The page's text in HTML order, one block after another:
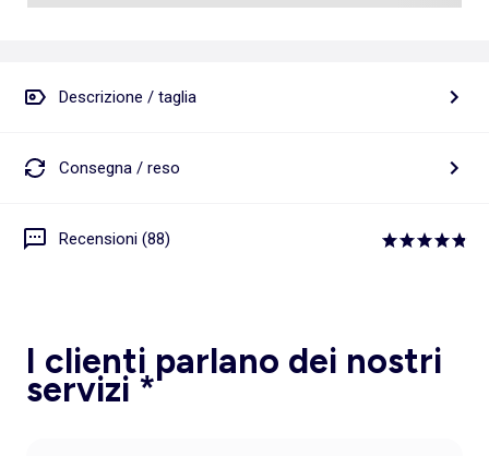
Descrizione / taglia
Consegna / reso
Recensioni (88)
I clienti parlano dei nostri
servizi *